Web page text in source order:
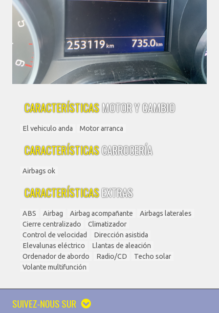
CARACTERÍSTICASMOTOR Y CAMBIO
El vehiculo anda Motor arranca
CARACTERÍSTICASCARROCERÍA
Airbags ok
CARACTERÍSTICASEXTRAS
ABS Airbag Airbag acompañante
Airbags laterales
Cierre centralizado
Climatizador
Control de velocidad
Dirección asistida
Elevalunas eléctrico
Llantas de aleación
Ordenador de abordo
Radio/CD
Techo solar
Volante multifunción
SUIVEZ-NOUS SUR